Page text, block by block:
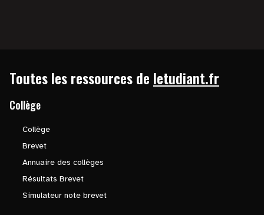
Toutes les ressources de letudiant.fr
Collège
Collège
Brevet
Annuaire des collèges
Résultats Brevet
Simulateur note brevet